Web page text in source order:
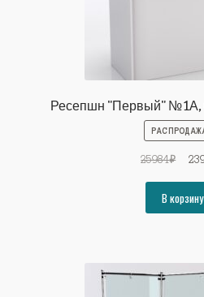
Ресепшн "Первый"
25984₽
В корзину